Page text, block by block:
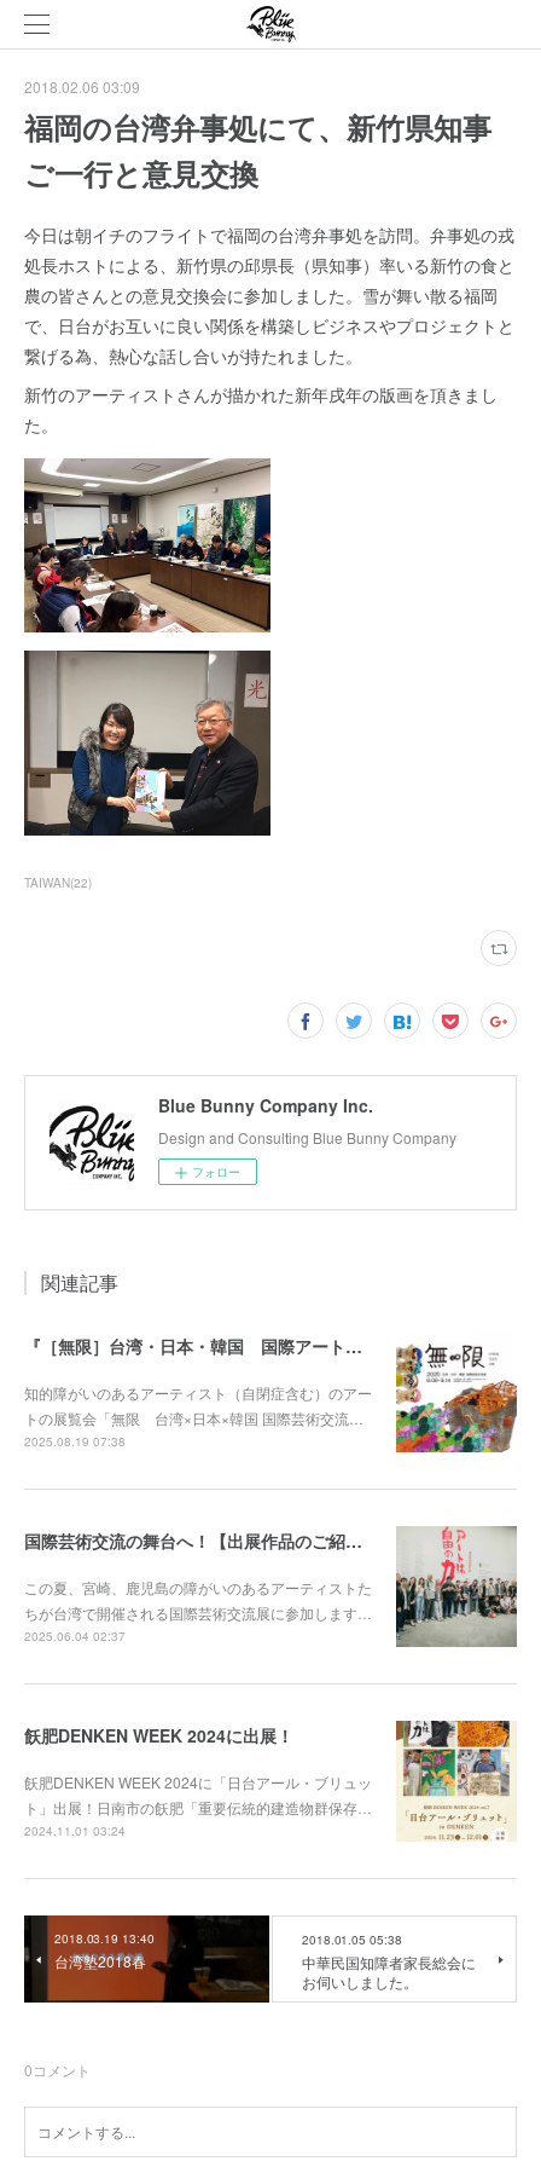
2018.02.06 03:09
福岡の台湾弁事処にて、新竹県知事
ご一行と意見交換
今日は朝イチのフライトで福岡の台湾弁事処を訪問。弁事処の戎
処長ホストによる、新竹県の邱県長（県知事）率いる新竹の食と
農の皆さんとの意見交換会に参加しました。雪が舞い散る福岡
で、日台がお互いに良い関係を構築しビジネスやプロジェクトと
繋げる為、熱心な話し合いが持たれました。
新竹のアーティストさんが描かれた新年戌年の版画を頂きまし
た。
TAIWAN(22)
Blue Bunny Company Inc.
Design and Consulting Blue Bunny Company
フォロー
関連記事
『［無限］台湾・日本・韓国 国際アート交流展』出展作品のご紹介
知的障がいのあるアーティスト（自閉症含む）のアー
トの展覧会「無限 台湾×日本×韓国 国際芸術交流…
2025.08.19 07:38
国際芸術交流の舞台へ！【出展作品のご紹介とご支援のお願い】
この夏、宮崎、鹿児島の障がいのあるアーティストた
ちが台湾で開催される国際芸術交流展に参加します…
2025.06.04 02:37
飫肥DENKEN WEEK 2024に出展！
飫肥DENKEN WEEK 2024に「日台アール・ブリュッ
ト」出展！日南市の飫肥「重要伝統的建造物群保存…
2024.11.01 03:24
2018.03.19 13:40
台湾塾2018春
2018.01.05 05:38
中華民国知障者家長総会に
お伺いしました。
0コメント